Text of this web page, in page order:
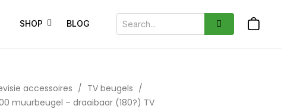
SHOP BLOG
accessoires / TV beugels /
muurbeugel – draaibaar (180?) TV